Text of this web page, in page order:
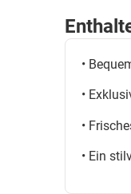
• Bitterfeld
•
•
•
• Ein